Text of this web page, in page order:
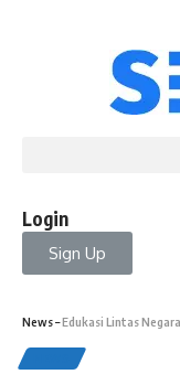
Login
Sign Up
News–Edukasi Lintas Negara, SF